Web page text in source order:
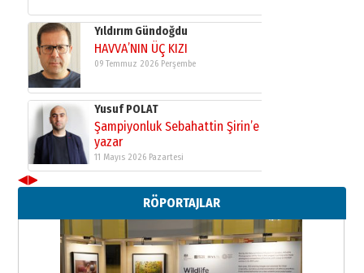
Yıldırım Gündoğdu
HAVVA’NIN ÜÇ KIZI
09 Temmuz 2026 Perşembe
Yusuf POLAT
Şampiyonluk Sebahattin Şirin’e
yazar
11 Mayıs 2026 Pazartesi
Neşat YALÇIN
Paranın Aile Kültüründeki Yeri
03 Ağustos 2026 Pazartesi
Yıldırım Gündoğdu
◀▶
RÖPORTAJLAR